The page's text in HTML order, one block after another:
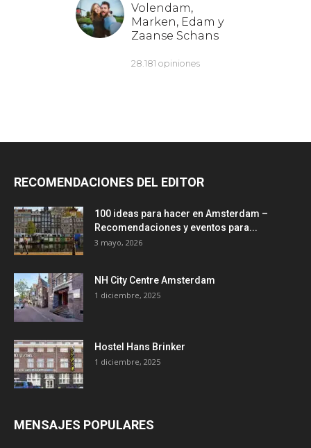
RECOMENDACIONES DEL EDITOR
100 ideas para hacer en Amsterdam –
Recomendaciones y eventos para...
3 mayo, 2026
NH City Centre Amsterdam
1 diciembre, 2025
Hostel Hans Brinker
1 diciembre, 2025
MENSAJES POPULARES